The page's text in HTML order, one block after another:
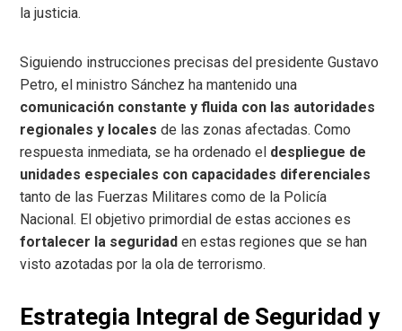
la justicia.
Siguiendo instrucciones precisas del presidente Gustavo
Petro, el ministro Sánchez ha mantenido una
comunicación constante y fluida con las autoridades
regionales y locales de las zonas afectadas. Como
respuesta inmediata, se ha ordenado el despliegue de
unidades especiales con capacidades diferenciales
tanto de las Fuerzas Militares como de la Policía
Nacional. El objetivo primordial de estas acciones es
fortalecer la seguridad en estas regiones que se han
visto azotadas por la ola de terrorismo.
Estrategia Integral de Seguridad y